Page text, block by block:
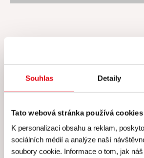
Souhlas Detaily
Tato webová stránka používá cookies
K personalizaci obsahu a reklam,
sociálních médií a analýze naší
soubory cookie. Informace o tom, jak
Cena všech kurzů
zahrnuje
Skutečněindividuální péči
kurzy koncipujeme pro